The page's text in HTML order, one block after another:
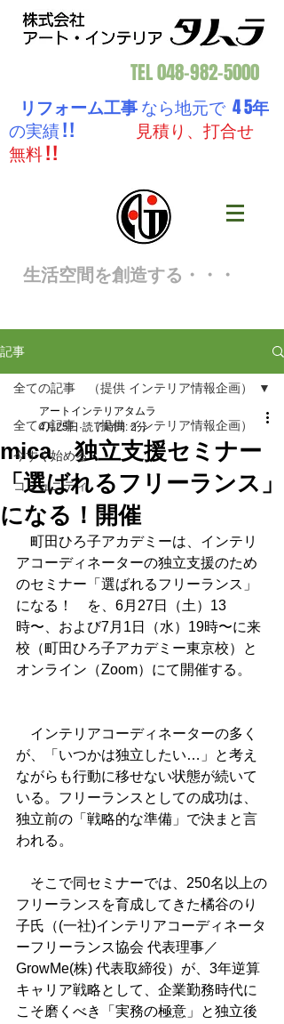
TEL048-982-5000
リフォーム工事なら地元で 4 5年
の実績 ! !
見積り、打合せ
無料 ! !
生活空間を創造する・・・
記事
全ての記事 （提供 インテリア情報企画）
今すぐ始める
コミュニティ
全ての記事 （提供 インテリア情報企画）
mica 独立支援セミナー
「選ばれるフリーランス」
になる！開催
アートインテリアタムラ
4月25日 読了時間: 2分
町田ひろ子アカデミーは、インテリ
アコーディネーターの独立支援のため
のセミナー「選ばれるフリーランス」
になる！　を、6月27日（土）13
時〜、および7月1日（水）19時〜に来
校（町田ひろ子アカデミー東京校）と
オンライン（Zoom）にて開催する。
インテリアコーディネーターの多く
が、「いつかは独立したい…」と考え
ながらも行動に移せない状態が続いて
いる。フリーランスとしての成功は、
独立前の「戦略的な準備」で決まと言
われる。
そこで同セミナーでは、250名以上の
フリーランスを育成してきた橘谷のり
子氏（(一社)インテリアコーディネータ
ーフリーランス協会 代表理事／
GrowMe(株) 代表取締役）が、3年逆算
キャリア戦略として、企業勤務時代に
こそ磨くべき「実務の極意」と独立後